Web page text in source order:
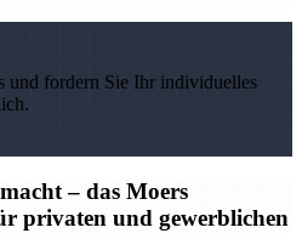
und fordern Sie Ihr individuelles
– das Moers
privaten und gewerblichen